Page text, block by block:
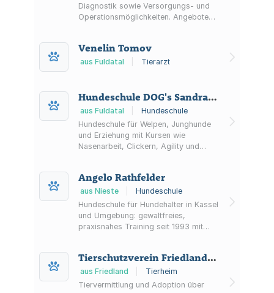
Diagnostik sowie Versorgungs- und
Operationsmöglichkeiten. Angebote
Dransfeld, inkl. Notfallinfos und
Online-Terminvereinbarung.
Venelin Tomov
aus Fuldatal Tierarzt
Hundeschule DOG's Sandra Stütze
aus Fuldatal
Hundeschule
Hundeschule für Welpen, Junghunde
und Erziehung mit Kursen wie
Nasenarbeit, Clickern, Agility und
Trainingsansatz mit positiver
Verstärkung.
Angelo Rathfelder
aus Nieste
Hundeschule
Hundeschule für Hundehalter in Kassel
und Umgebung: gewaltfreies,
praxisnahes Training seit 1993 mit
Einzeltraining auf Basis positiver
Verstärkung.
Tierschutzverein Friedland und Umgebung e.V.
aus Friedland
Tierheim
Tiervermittlung und Adoption über